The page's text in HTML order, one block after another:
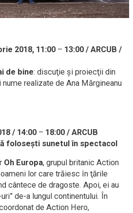
2018, 11:00 – 13:00 / ARCUB /
de bine: discuţie şi proiecţii din
realizate de Ana Mărgineanu
/ 14:00 – 18:00 / ARCUB
foloseşti sunetul în spectacol
Oh Europa, grupul britanic Action
lor care trăiesc în ţările
cântece de dragoste. Apoi, ei au
de-a lungul continentului. În
de Action Hero,